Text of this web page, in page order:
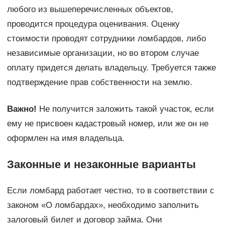
любого из вышеперечисленных объектов,
проводится процедура оценивания. Оценку
стоимости проводят сотрудники ломбардов, либо
независимые организации, но во втором случае
оплату придется делать владельцу. Требуется также
подтверждение прав собственности на землю.
Важно! Не получится заложить такой участок, если
ему не присвоен кадастровый номер, или же он не
оформлен на имя владельца.
Законные и незаконные варианты
Если ломбард работает честно, то в соответствии с
законом «О ломбардах», необходимо заполнить
залоговый билет и договор займа. Они